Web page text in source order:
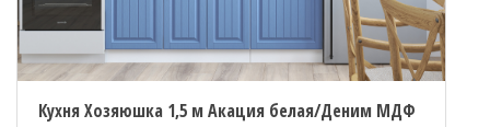
Кухня Хозяюшка 1,5 м Акация белая/Деним МДФ